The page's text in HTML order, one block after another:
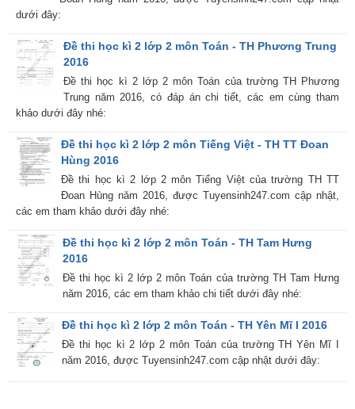
dưới đây:
Đề thi học kì 2 lớp 2 môn Toán - TH Phương Trung
2016
Đề thi học kì 2 lớp 2 môn Toán của trường TH Phương
Trung năm 2016, có đáp án chi tiết, các em cùng tham
khảo dưới đây nhé:
Đề thi học kì 2 lớp 2 môn Tiếng Việt - TH TT Đoan
Hùng 2016
Đề thi học kì 2 lớp 2 môn Tiếng Việt của trường TH TT
Đoan Hùng năm 2016, được Tuyensinh247.com cập nhật,
các em tham khảo dưới đây nhé:
Đề thi học kì 2 lớp 2 môn Toán - TH Tam Hưng
2016
Đề thi học kì 2 lớp 2 môn Toán của trường TH Tam Hưng
năm 2016, các em tham khảo chi tiết dưới đây nhé:
Đề thi học kì 2 lớp 2 môn Toán - TH Yên Mĩ I 2016
Đề thi học kì 2 lớp 2 môn Toán của trường TH Yên Mĩ I
năm 2016, được Tuyensinh247.com cập nhật dưới đây: